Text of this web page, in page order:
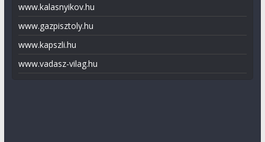
www.kalasnyikov.hu
www.gazpisztoly.hu
www.kapszli.hu
www.vadasz-vilag.hu